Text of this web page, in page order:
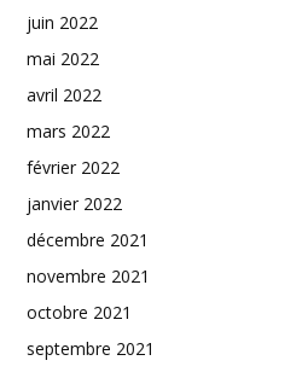
juin 2022
mai 2022
avril 2022
mars 2022
février 2022
janvier 2022
décembre 2021
novembre 2021
octobre 2021
septembre 2021